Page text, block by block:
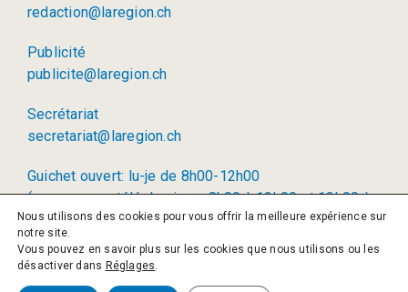
redaction@laregion.ch
Publicité
publicite@laregion.ch
Secrétariat
secretariat@laregion.ch
Guichet ouvert: lu-je de 8h00-12h00
(permanence téléphonique: 8h00 à 12h00 et 13h00 à
17h00)
© 2026 La Région SA
Nous utilisons des cookies pour vous offrir la meilleure expérience sur
notre site.
Vous pouvez en savoir plus sur les cookies que nous utilisons ou les
désactiver dans Réglages.